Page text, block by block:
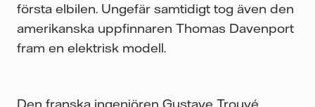
första elbilen. Ungefär samtidigt tog även den
amerikanska uppfinnaren Thomas Davenport
fram en elektrisk modell.
Den franska ingenjören Gustave Trouvé